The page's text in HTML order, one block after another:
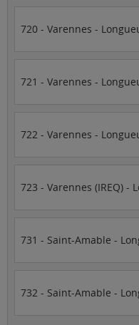
720 - Varennes -
721 - Varennes -
722 - Varennes -
723 - Varennes (IREQ) -
731 - Saint-Amable -
732 - Saint-Amable -